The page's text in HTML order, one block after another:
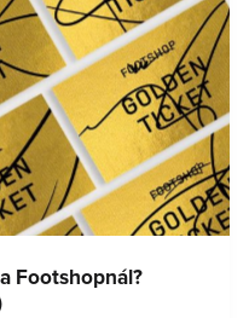
Footshopnál?